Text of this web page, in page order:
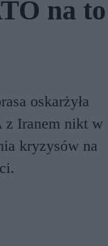
na to
oskarżyła
z Iranem nikt w
kryzysów na